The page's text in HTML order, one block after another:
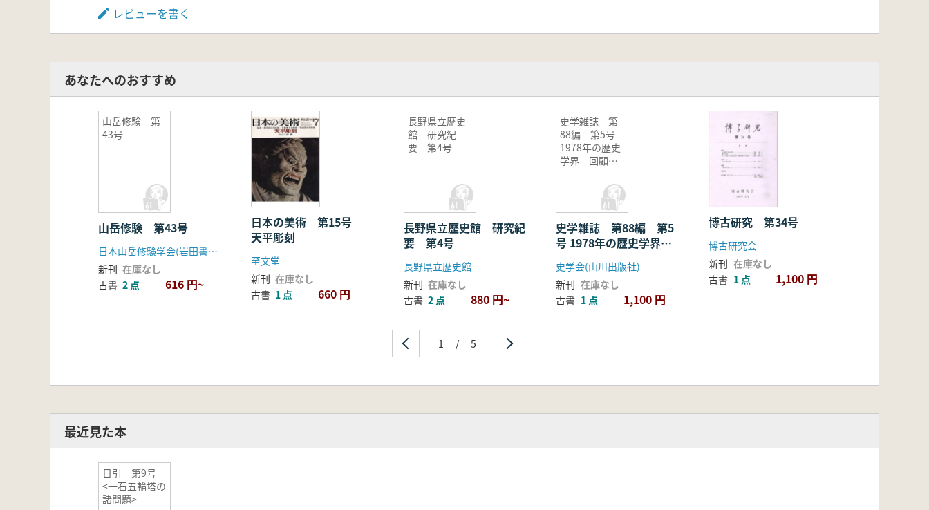
レビューを書く
あなたへのおすすめ
山岳修験 第
43号
山岳修験 第43号
日本山岳修験学会(岩田書院)
新刊 在庫なし
古書 2 点 616 円~
日本の美術 第15号
天平彫刻
至文堂
新刊 在庫なし
古書 1 点 660 円
長野県立歴史
館 研究紀
要 第4号
長野県立歴史館 研究紀
要 第4号
長野県立歴史館
新刊 在庫なし
古書 2 点 880 円~
史学雑誌 第
88編 第5号
1978年の歴史
学界 回顧と
史学雑誌 第88編 第5
号 1978年の歴史学界
回顧と展望
史学会(山川出版社)
新刊 在庫なし
古書 1 点 1,100 円
博古研究 第34号
博古研究会
新刊 在庫なし
古書 1 点 1,100 円
1 / 5
最近見た本
日引 第9号
<一石五輪塔の
諸問題>